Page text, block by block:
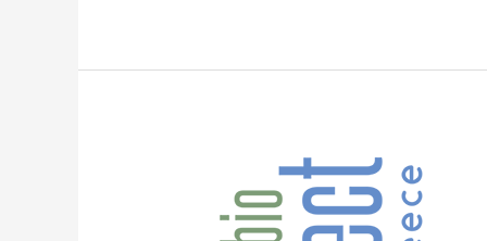
Υγιεινής
Διατροφής!!